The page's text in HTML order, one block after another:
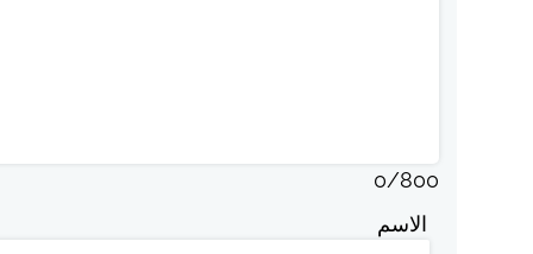
0/800
الاسم